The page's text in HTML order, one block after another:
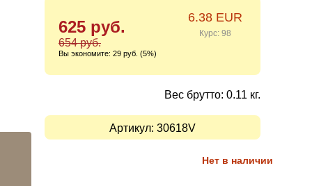
625 руб.
654 руб.
Вы экономите: 29 руб. (5%)
6.38 EUR
Курс: 98
Вес брутто: 0.11 кг.
Артикул: 30618V
Нет в наличии